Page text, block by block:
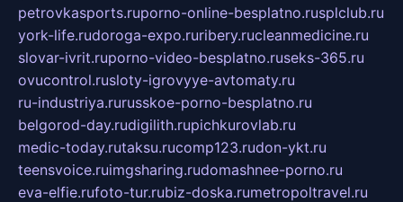
petrovkasports.ruporno-online-besplatno.rusplclub.ru
york-life.rudoroga-expo.ruribery.rucleanmedicine.ru
slovar-ivrit.ruporno-video-besplatno.ruseks-365.ru
ovucontrol.rusloty-igrovyye-avtomaty.ru
ru-industriya.rurusskoe-porno-besplatno.ru
belgorod-day.rudigilith.rupichkurovlab.ru
medic-today.rutaksu.rucomp123.rudon-ykt.ru
teensvoice.ruimgsharing.rudomashnee-porno.ru
eva-elfie.rufoto-tur.rubiz-doska.rumetropoltravel.ru